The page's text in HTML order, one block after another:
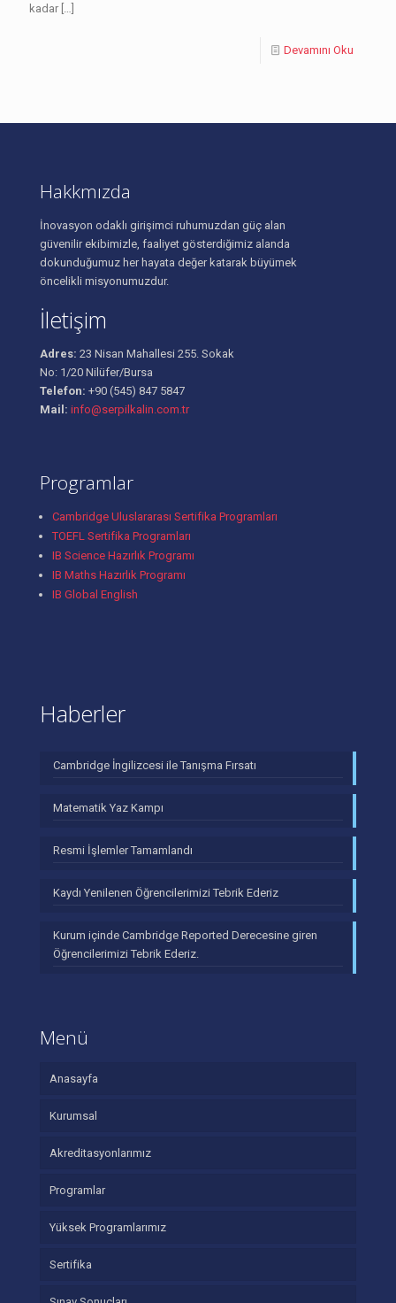
kadar […]
Devamını Oku
Hakkmızda
İnovasyon odaklı girişimci ruhumuzdan güç alan
güvenilir ekibimizle, faaliyet gösterdiğimiz alanda
dokunduğumuz her hayata değer katarak büyümek
öncelikli misyonumuzdur.
İletişim
Adres: 23 Nisan Mahallesi 255. Sokak
No: 1/20 Nilüfer/Bursa
Telefon: +90 (545) 847 5847
Mail: info@serpilkalin.com.tr
Programlar
Cambridge Uluslararası Sertifika Programları
TOEFL Sertifika Programları
IB Science Hazırlık Programı
IB Maths Hazırlık Programı
IB Global English
Haberler
Cambridge İngilizcesi ile Tanışma Fırsatı
Matematik Yaz Kampı
Resmi İşlemler Tamamlandı
Kaydı Yenilenen Öğrencilerimizi Tebrik Ederiz
Kurum içinde Cambridge Reported Derecesine giren
Öğrencilerimizi Tebrik Ederiz.
Menü
Anasayfa
Kurumsal
Akreditasyonlarımız
Programlar
Yüksek Programlarımız
Sertifika